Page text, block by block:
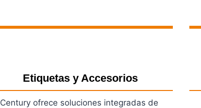
Etiquetas y Accesorios
Century ofrece soluciones integradas de